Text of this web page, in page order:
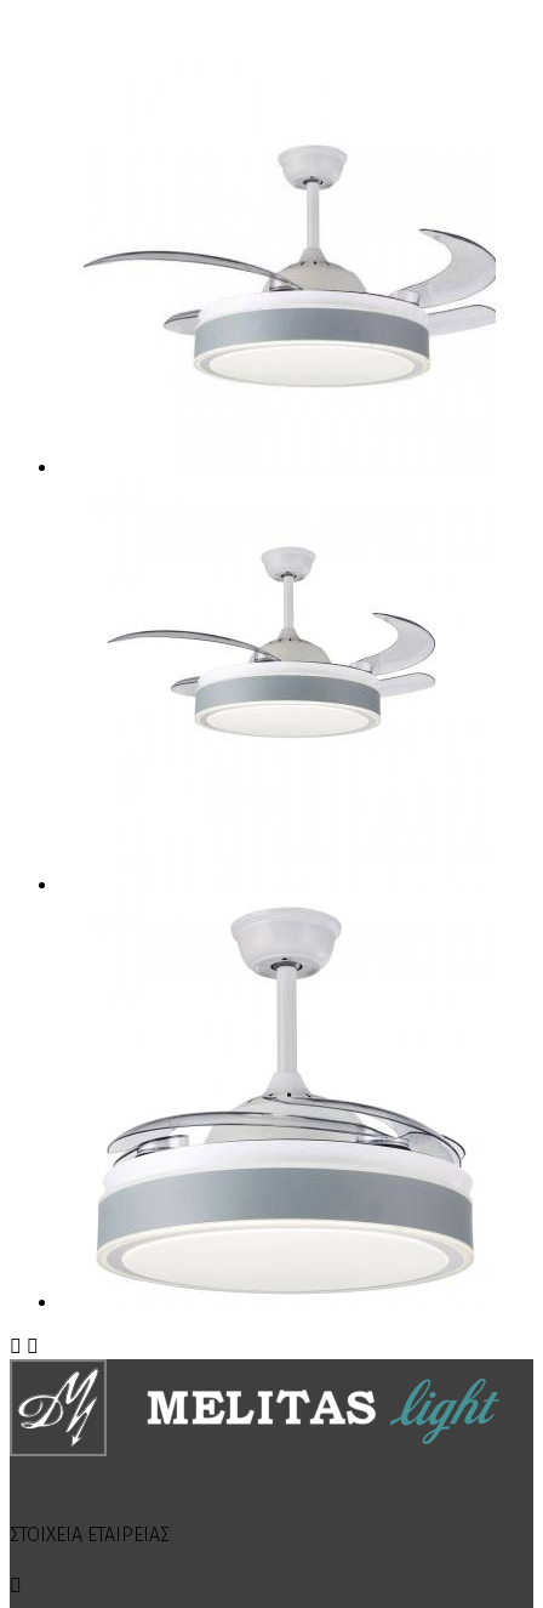
 
ΣΤΟΙΧΕΙΑ ΕΤΑΙΡΕΙΑΣ
